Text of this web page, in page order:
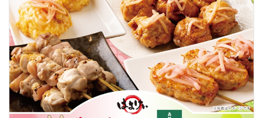
採用情報 本社所在地
> オンラインショップ
> メディア掲載
> その他
岩下の新生姜について 岩下のらっきょうにつ
岩下の新生姜万年筆インク 書く描くコンテ
スト
岩下の新生姜Sing＆
～ニュージンジャーイ